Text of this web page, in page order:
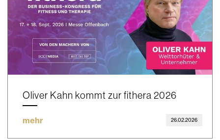
Oliver Kahn kommt zur fithera 2026
mehr 26.02.2026